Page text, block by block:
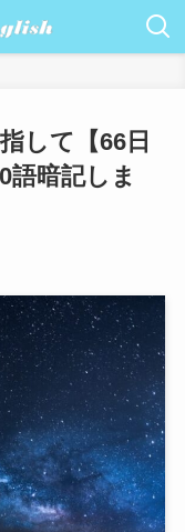
して【66日
語暗記しま